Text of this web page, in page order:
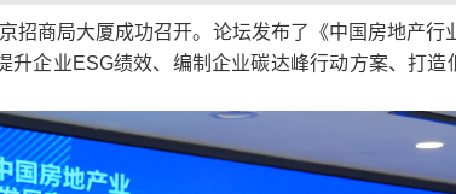
商局大厦成功召开。论坛发布了《中国房地产行
企业ESG绩效、编制企业碳达峰行动方案、打造